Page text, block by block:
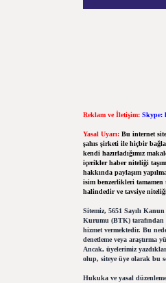
Reklam ve İletişim: Skype:
Yasal Uyarı: Bu internet
şahıs şirketi ile hiçbir
kendi hazırladığımız
içerikler haber niteliği
hakkında paylaşım
isim benzerlikleri
halindedir ve tavsiye niteliği
Sitemiz, 5651 Sayılı
Kurumu (BTK) tarafından
hizmet vermektedir. Bu
denetleme veya araştırma
Ancak, üyelerimiz
olup, siteye üye olarak bu
Hukuka ve yasal